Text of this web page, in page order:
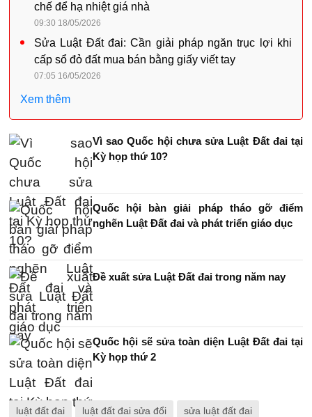
chế để hạ nhiệt giá nhà
09:30 18/05/2026
Sửa Luật Đất đai: Cần giải pháp ngăn trục lợi khi
cấp sổ đỏ đất mua bán bằng giấy viết tay
07:05 16/05/2026
Xem thêm
Vì sao Quốc hội chưa sửa Luật Đất đai tại
Kỳ họp thứ 10?
Quốc hội bàn giải pháp tháo gỡ điểm
nghẽn Luật Đất đai và phát triển giáo dục
Đề xuất sửa Luật Đất đai trong năm nay
Quốc hội sẽ sửa toàn diện Luật Đất đai tại
Kỳ họp thứ 2
luật đất đai luật đất đai sửa đổi sửa luật đất đai